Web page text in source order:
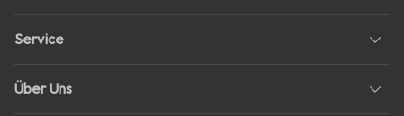
Service
Über Uns